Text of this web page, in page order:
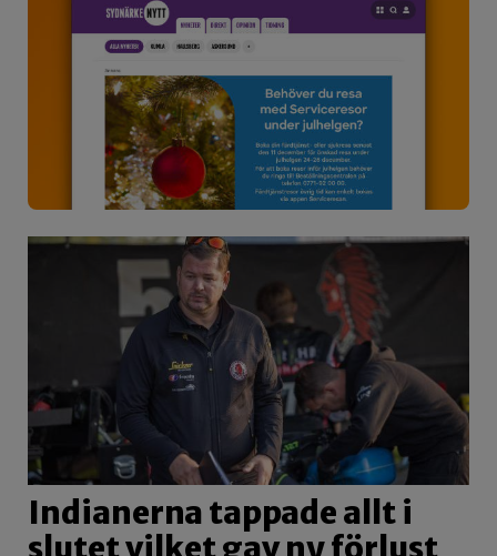
Indianerna tappade allt i